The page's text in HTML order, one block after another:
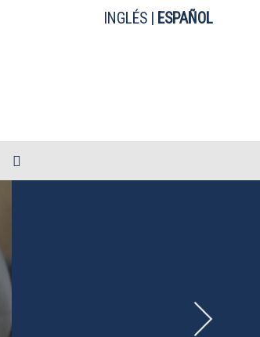
INGLÉS ESPAÑOL